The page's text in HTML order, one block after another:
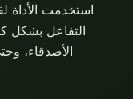
استخدمت الأداة
التفاعل بشكل
الأصدقاء،